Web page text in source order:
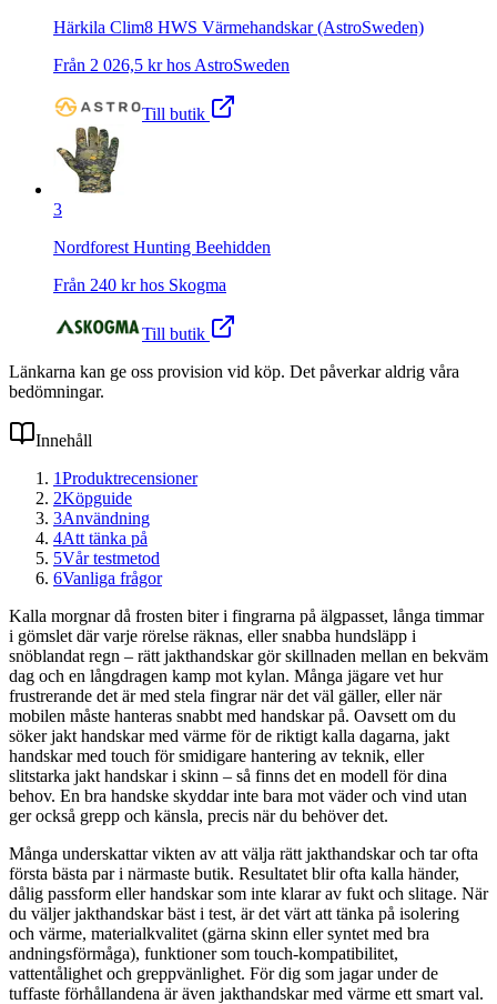
Härkila Clim8 HWS Värmehandskar (AstroSweden)
Från 2 026,5 kr hos AstroSweden
Till butik
3
Nordforest Hunting Beehidden
Från 240 kr hos Skogma
Till butik
Länkarna kan ge oss provision vid köp. Det påverkar aldrig våra
bedömningar.
Innehåll
1Produktrecensioner
2Köpguide
3Användning
4Att tänka på
5Vår testmetod
6Vanliga frågor
Kalla morgnar då frosten biter i fingrarna på älgpasset, långa timmar
i gömslet där varje rörelse räknas, eller snabba hundsläpp i
snöblandat regn – rätt jakthandskar gör skillnaden mellan en bekväm
dag och en långdragen kamp mot kylan. Många jägare vet hur
frustrerande det är med stela fingrar när det väl gäller, eller när
mobilen måste hanteras snabbt med handskar på. Oavsett om du
söker jakt handskar med värme för de riktigt kalla dagarna, jakt
handskar med touch för smidigare hantering av teknik, eller
slitstarka jakt handskar i skinn – så finns det en modell för dina
behov. En bra handske skyddar inte bara mot väder och vind utan
ger också grepp och känsla, precis när du behöver det.
Många underskattar vikten av att välja rätt jakthandskar och tar ofta
första bästa par i närmaste butik. Resultatet blir ofta kalla händer,
dålig passform eller handskar som inte klarar av fukt och slitage. När
du väljer jakthandskar bäst i test, är det värt att tänka på isolering
och värme, materialkvalitet (gärna skinn eller syntet med bra
andningsförmåga), funktioner som touch-kompatibilitet,
vattentålighet och greppvänlighet. För dig som jagar under de
tuffaste förhållandena är även jakthandskar med värme ett smart val.